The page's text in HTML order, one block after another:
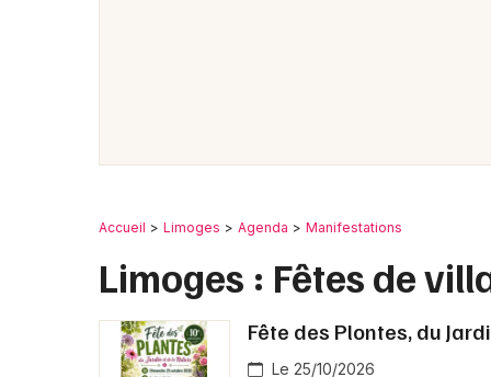
Accueil Limoges Agenda Manifestations
Limoges : Fêtes de
Fête des Plontes, du
Le 25/10/2026